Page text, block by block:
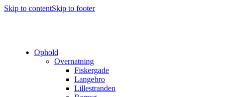
Skip to contentSkip to footer
Ophold
Overnatning
Fiskergade
Langebro
Lillestranden